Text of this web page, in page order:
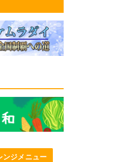
ジメニュー